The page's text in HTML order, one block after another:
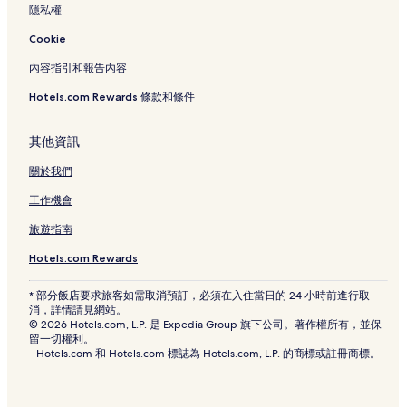
隱私權
Cookie
內容指引和報告內容
Hotels.com Rewards 條款和條件
其他資訊
關於我們
工作機會
旅遊指南
Hotels.com Rewards
* 部分飯店要求旅客如需取消預訂，必須在入住當日的 24 小時前進行取
消，詳情請見網站。
© 2026 Hotels.com, L.P. 是 Expedia Group 旗下公司。著作權所有，並保
留一切權利。
Hotels.com 和 Hotels.com 標誌為 Hotels.com, L.P. 的商標或註冊商標。